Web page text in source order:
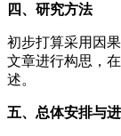
四、研究方法
初步打算采用因
文章进行构思，
述。
五、总体安排与